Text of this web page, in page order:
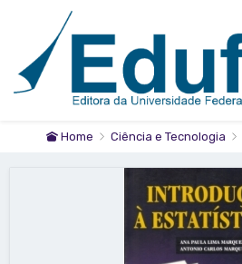
Home Ciência e Tecnologia